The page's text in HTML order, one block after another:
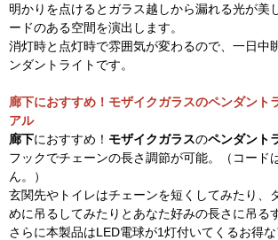
明かりを点けるとガラス越しから漏れる光が美
ードのある空間を演出します。
消灯時と点灯時で雰囲気が変わるので、一日中
ンダントライトです。
廊下におすすめ！モザイクガラスのペンダント
アル
廊下におすすめ！ モザイクガラスのペンダント
フックでチェーンの長さ調節が可能。（コード
ん。）
玄関先やトイレはチェーンを短くしてみたり、
めに吊るしてみたりとあなた好みの長さに吊る
さらに本製品はLED電球が1灯付いてくるお得な